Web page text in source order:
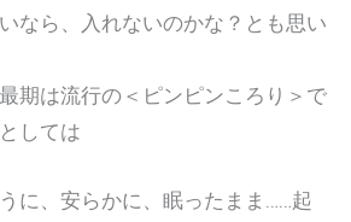
なら、入れないのかな？とも思い
期は流行の＜ピンピンころり＞で
しては
、安らかに、眠ったまま……起